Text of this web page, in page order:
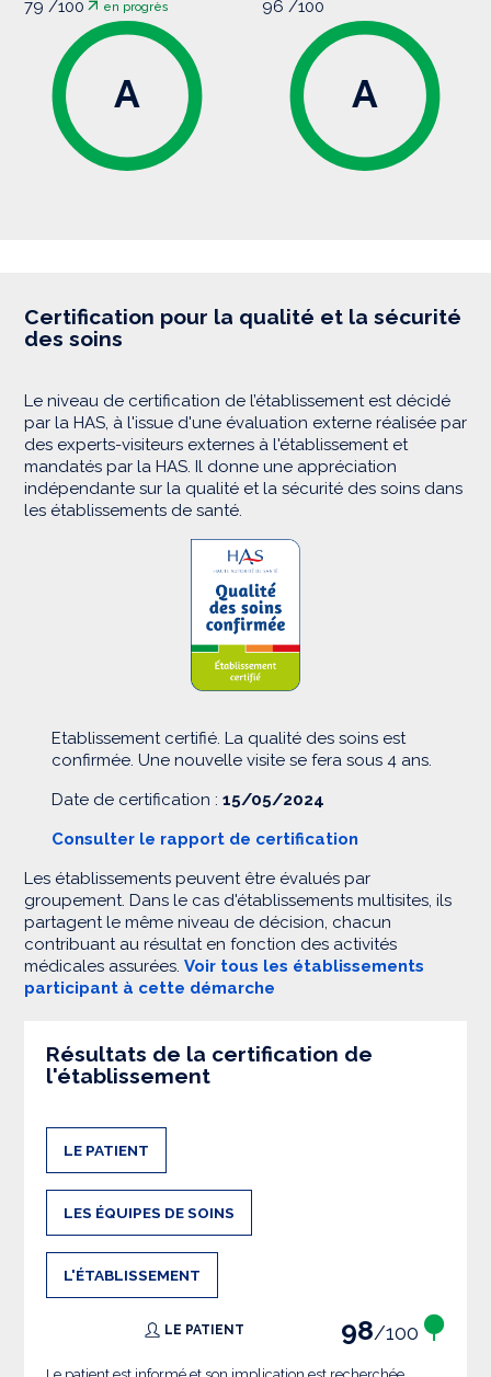
79 /100
en progrès
A
96 /100
A
Certification pour la qualité et la sécurité
des soins
Le niveau de certification de l’établissement est décidé
par la HAS, à l'issue d'une évaluation externe réalisée par
des experts-visiteurs externes à l'établissement et
mandatés par la HAS. Il donne une appréciation
indépendante sur la qualité et la sécurité des soins dans
les établissements de santé.
Etablissement certifié. La qualité des soins est
confirmée. Une nouvelle visite se fera sous 4 ans.
Date de certification : 15/05/2024
Consulter le rapport de certification
Les établissements peuvent être évalués par
groupement. Dans le cas d'établissements multisites, ils
partagent le même niveau de décision, chacun
contribuant au résultat en fonction des activités
médicales assurées. Voir tous les établissements
participant à cette démarche
Résultats de la certification de
l'établissement
LE PATIENT
LES ÉQUIPES DE SOINS
L'ÉTABLISSEMENT
LE PATIENT 98/100